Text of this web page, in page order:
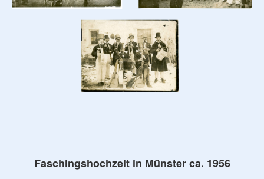
Faschingshochzeit in Münster ca. 1956